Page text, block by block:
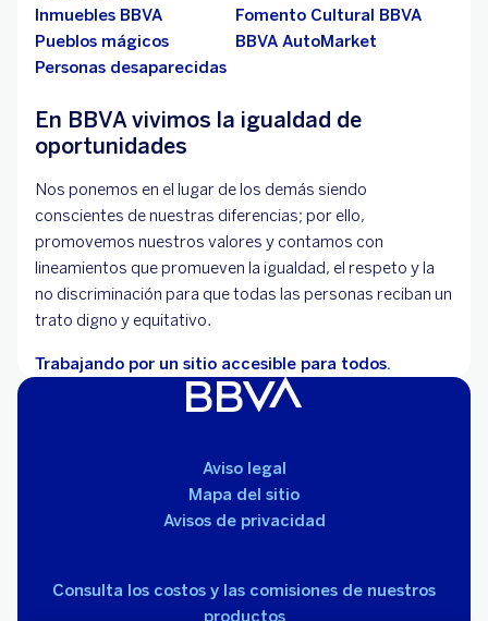
Inmuebles BBVA
Fomento Cultural BBVA
Pueblos mágicos
BBVA AutoMarket
Personas desaparecidas
En BBVA vivimos la igualdad de
oportunidades
Nos ponemos en el lugar de los demás siendo
conscientes de nuestras diferencias; por ello,
promovemos nuestros valores y contamos con
lineamientos que promueven la igualdad, el respeto y la
no discriminación para que todas las personas reciban un
trato digno y equitativo.
Trabajando por un sitio accesible para todos.
Aviso legal
Mapa del sitio
Avisos de privacidad
Consulta los costos y las comisiones de nuestros
productos